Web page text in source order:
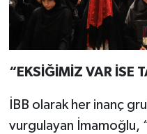
“EKSİĞİMİZ VAR İSE
İBB olarak her inanç
vurgulayan İmamoğlu,